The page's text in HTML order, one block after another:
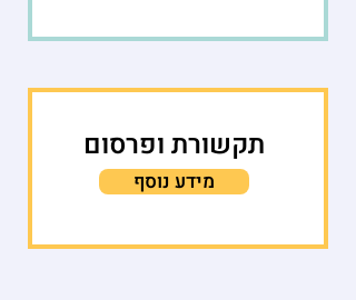
תקשורת ופרסום
מידע נוסף